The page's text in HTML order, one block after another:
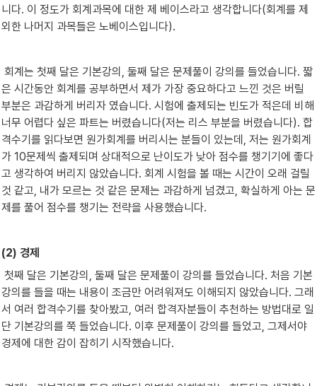
니다. 이 정도가 회계과목에 대한 제 베이스라고 생각합니다(회계를 제
외한 나머지 과목들은 노베이스입니다).
은 시간동안 회계를 공부하면서 제가 가장 중요하다고 느낀 것은 버릴
부분은 과감하게 버리자 였습니다. 시험에 출제되는 빈도가 적은데 비해
너무 어렵다 싶은 파트는 버렸습니다(저는 리스 부분을 버렸습니다). 합
격수기를 읽다보면 원가회계를 버리시는 분들이 있는데, 저는 원가회계
가 10문제씩 출제되며 상대적으로 난이도가 낮아 점수를 챙기기에 좋다
고 생각하여 버리지 않았습니다. 회계 시험을 볼 때는 시간이 오래 걸릴
것 같고, 내가 모르는 것 같은 문제는 과감하게 넘겼고, 확실하게 아는 문
제를 풀어 점수를 챙기는 전략을 사용했습니다.
(2) 경제
강의를 들을 때는 내용이 조금만 어려워져도 이해되지 않았습니다. 그래
서 여러 합격수기를 찾아봤고, 여러 합격자분들이 추천하는 방법대로 일
단 기본강의를 쭉 들었습니다. 이후 문제풀이 강의를 들었고, 그제서야
경제에 대한 감이 잡히기 시작했습니다.